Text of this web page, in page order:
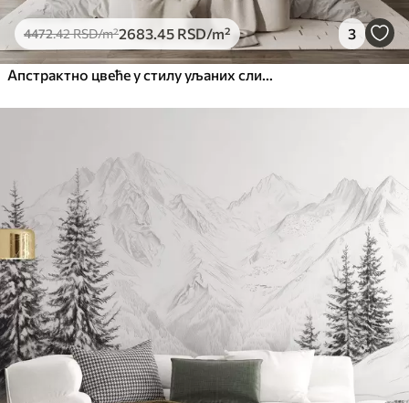
4472.42RSD/m²2683 .45 RSD/m² 3